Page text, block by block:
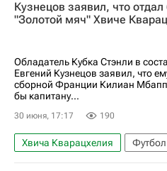
Кузнецов заявил, что
"Золотой мяч" Хвиче
Обладатель Кубка Стэнли в
Евгений Кузнецов заявил, что
сборной Франции Килиан
бы капитану...
30 июня, 17:17 190
Хвича Кварацхелия Футбол
Килиан Мбаппе
Евгений